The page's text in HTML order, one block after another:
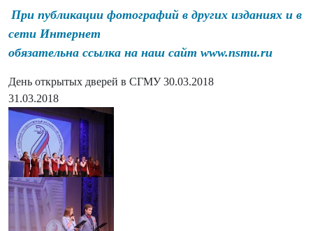
При публикации фотографий в других изданиях и в
сети Интернет
обязательна ссылка на наш сайт www.nsmu.ru
День открытых дверей в СГМУ 30.03.2018
31.03.2018